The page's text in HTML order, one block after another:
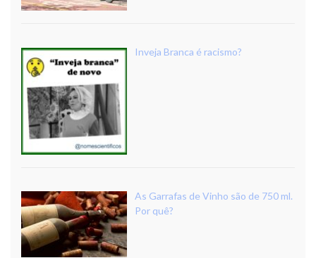
Inveja Branca é racismo?
As Garrafas de Vinho são de 750 ml.
Por quê?